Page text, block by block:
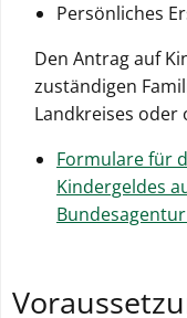
Persönliches
Den Antrag auf
zuständigen
Landkreises oder
Formulare für
Kindergeldes